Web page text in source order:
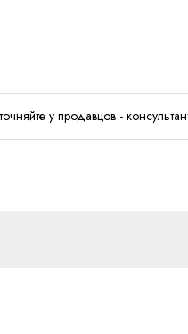
у продавцов -